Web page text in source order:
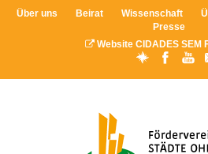
Über uns Beirat Wissenschaft
Presse
Website CIDADES SEM